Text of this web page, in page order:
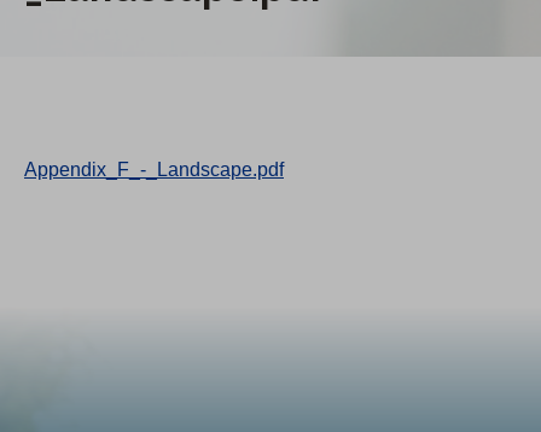
Appendix_F_-_Landscape.pdf